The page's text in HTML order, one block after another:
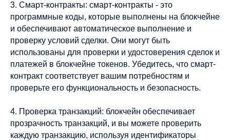
3. Смарт-контракты: смарт-контракты - это
программные коды, которые выполнены на блокчейне
и обеспечивают автоматическое выполнение и
проверку условий сделки. Они могут быть
использованы для проверки и удостоверения сделок и
платежей в блокчейне токенов. Убедитесь, что смарт-
контракт соответствует вашим потребностям и
проверьте его функциональность и безопасность.
4. Проверка транзакций: блокчейн обеспечивает
прозрачность транзакций, и вы можете проверить
каждую транзакцию, используя идентификаторы